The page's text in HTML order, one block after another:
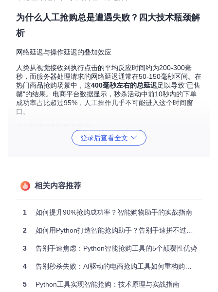
为什么人工抢购总是遭遇失败？四大技术瓶颈解
析
网络延迟与操作延迟的叠加效应
人类从视觉接收到执行点击的平均反应时间约为200-300毫
秒，而服务器处理请求的网络延迟通常在50-150毫秒区间。在
热门商品抢购场景中，这400毫秒左右的总延迟足以导致"已售
罄"的结果。电商平台数据显示，秒杀活动中前10秒内的下单
成功率占比超过95%，人工操作几乎不可能进入这个时间窗
口。
主流电商平台均部署多层级限流系统：
商品级限流：通过验证码、滑块等交互增加操作复杂度 某
电商平台技术文档显示，其秒杀接口对异常请求的拦截率高
分布式任务调度如何突破性能瓶颈？
能突破：
       ↓               ↓               ↓
任务分片：将全国34个省级区域的库存查询任务分配到不同
登录后查看全文
相关内容推荐
1 如何提升90%抢购成功率？智能购物助手的实战指南
2 如何用Python打造智能抢购助手？告别手速拼不过的烦恼
3 告别手速焦虑：Python智能抢购工具的5个颠覆性优势
4 告别秒杀失败：AI驱动的电商抢购工具如何重构购物规则？
5 Python工具实现智能抢购：技术原理与实战指南